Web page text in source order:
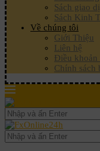
Sách giao
Sách Kinh
Về chúng tôi
Giới Thiệu
Liên hệ
Điều khoản
Chính sách